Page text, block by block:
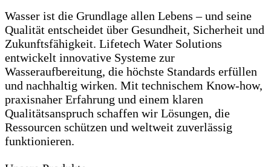
Wasser ist die Grundlage allen Lebens – und seine
Qualität entscheidet über Gesundheit, Sicherheit und
Zukunftsfähigkeit. Lifetech Water Solutions
entwickelt innovative Systeme zur
Wasseraufbereitung, die höchste Standards erfüllen
und nachhaltig wirken. Mit technischem Know-how,
praxisnaher Erfahrung und einem klaren
Qualitätsanspruch schaffen wir Lösungen, die
Ressourcen schützen und weltweit zuverlässig
funktionieren.